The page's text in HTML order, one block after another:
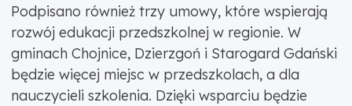
Podpisano również trzy umowy, które wspierają
rozwój edukacji przedszkolnej w regionie. W
gminach Chojnice, Dzierzgoń i Starogard Gdański
będzie więcej miejsc w przedszkolach, a dla
nauczycieli szkolenia. Dzięki wsparciu będzie